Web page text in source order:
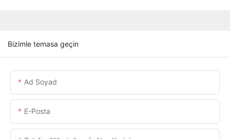
Bizimle temasa geçin
Ad Soyad
E-Posta